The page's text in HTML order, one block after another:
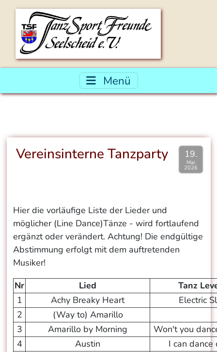
Menü
Vereinsinterne Tanzparty 19.
Mai
2026
Hier die vorläufige Liste der Lieder und
möglicher (Line Dance)Tänze - wird fortlaufend
ergänzt oder verändert. Achtung! Die endgültige
Abstimmung erfolgt mit dem auftretenden
Musiker!
Nr
Lied
Tanz
1
Achy Breaky Heart
Electric
2
(Way to) Amarillo
3
Amarillo by Morning
Won't you
4
Austin
I can dance